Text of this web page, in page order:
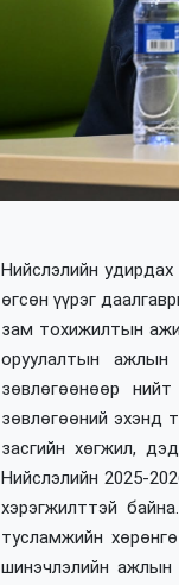
Нийслэлийн
өгсөн үүрэг
зам тохижилтын
оруулалтын
зөвлөгөөнөөр
зөвлөгөөний эхэнд
засгийн хөгжил,
Нийслэлийн 2025-
хэрэгжилттэй
тусламжийн
шинэчлэлийн